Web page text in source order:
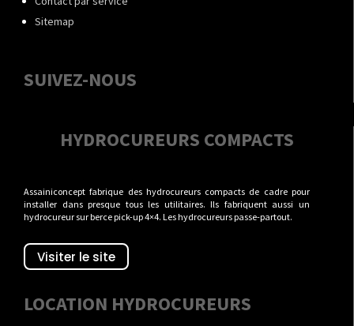
Sitemap
SUIVEZ-NOUS
HYDROCUREURS COMPACTS
Assainiconcept fabrique des hydrocureurs compacts de cadre pour
installer dans presque tous les utilitaires. Ils fabriquent aussi un
hydrocureur sur berce pick-up 4×4. Les hydrocureurs passe-partout.
Visiter le site
LOCATION HYDROCUREURS